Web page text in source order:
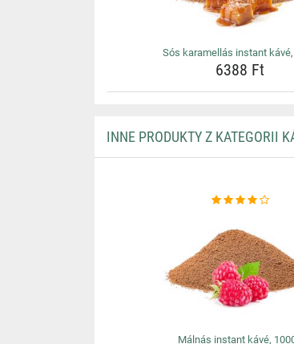
Sós karamellás instant
6388 Ft
INNE PRODUKTY Z KATEGORII
Málnás instant kávé,